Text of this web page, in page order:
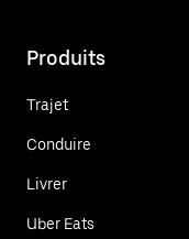
Produits
Trajet
Conduire
Livrer
Uber Eats